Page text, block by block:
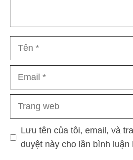
Tên
Email
Trang
Lưu tên của tôi, email, và
duyệt này cho lần bình luận